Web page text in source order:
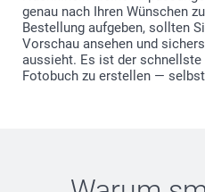
genau nach Ihren Wünschen
Bestellung aufgeben, sollten
Vorschau ansehen und
aussieht. Es ist der schnellste
Fotobuch zu erstellen —